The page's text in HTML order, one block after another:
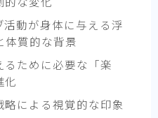
動が身体に与える浮
体質的な背景
るために必要な「楽
化
略による視覚的な印象